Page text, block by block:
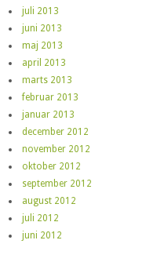
juli 2013
juni 2013
maj 2013
april 2013
marts 2013
februar 2013
januar 2013
december 2012
november 2012
oktober 2012
september 2012
august 2012
juli 2012
juni 2012